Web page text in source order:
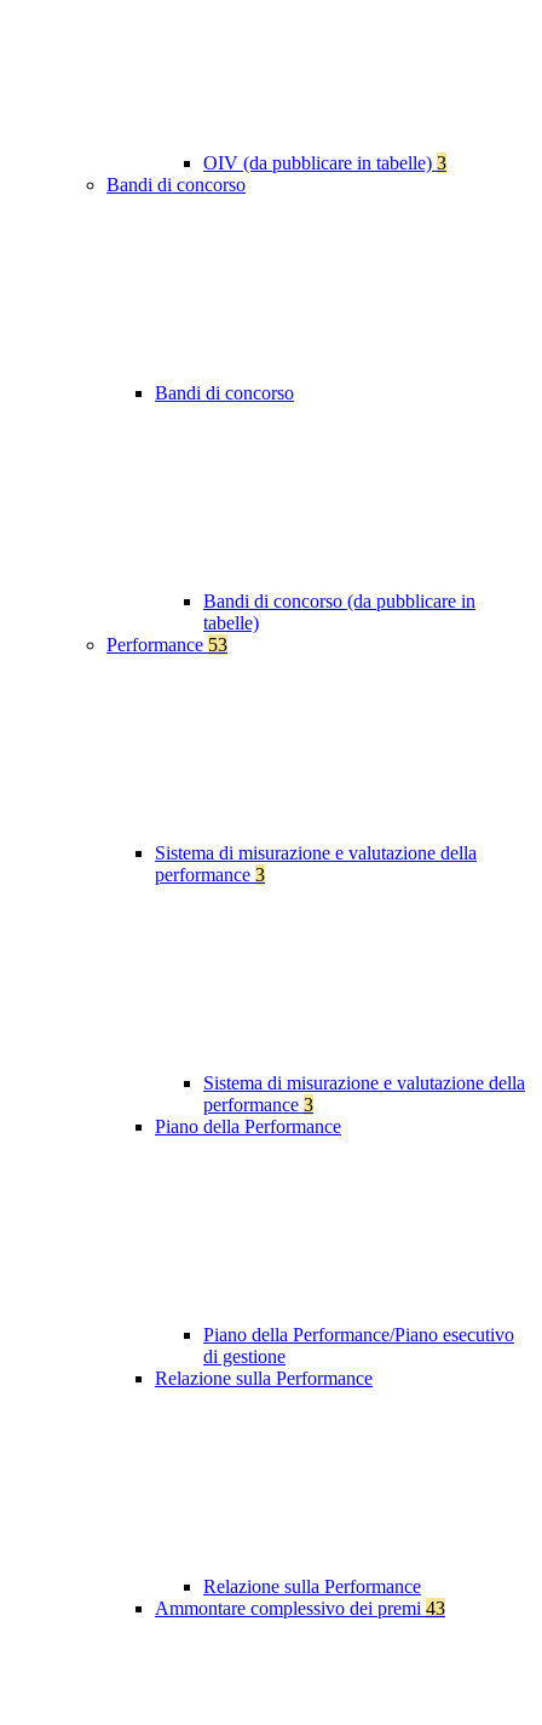
OIV (da pubblicare in tabelle) 3
Bandi di concorso
Bandi di concorso
Bandi di concorso (da pubblicare in
tabelle)
Performance 53
Sistema di misurazione e valutazione della
performance 3
Sistema di misurazione e valutazione della
performance 3
Piano della Performance
Piano della Performance/Piano esecutivo
di gestione
Relazione sulla Performance
Relazione sulla Performance
Ammontare complessivo dei premi 43